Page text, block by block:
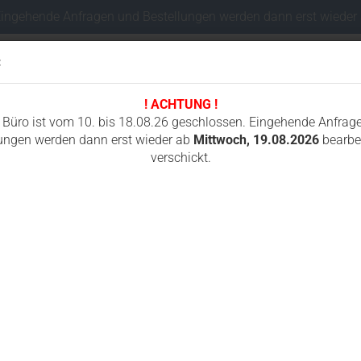
! ACHTUNG !
Büro ist vom 10. bis 18.08.26 geschlossen. Eingehende
werden dann erst wieder ab Mittwoch, 19.08.2026
verschickt.
Sprache auswählen
Anfragen und Bestellungen werden dann erst wieder